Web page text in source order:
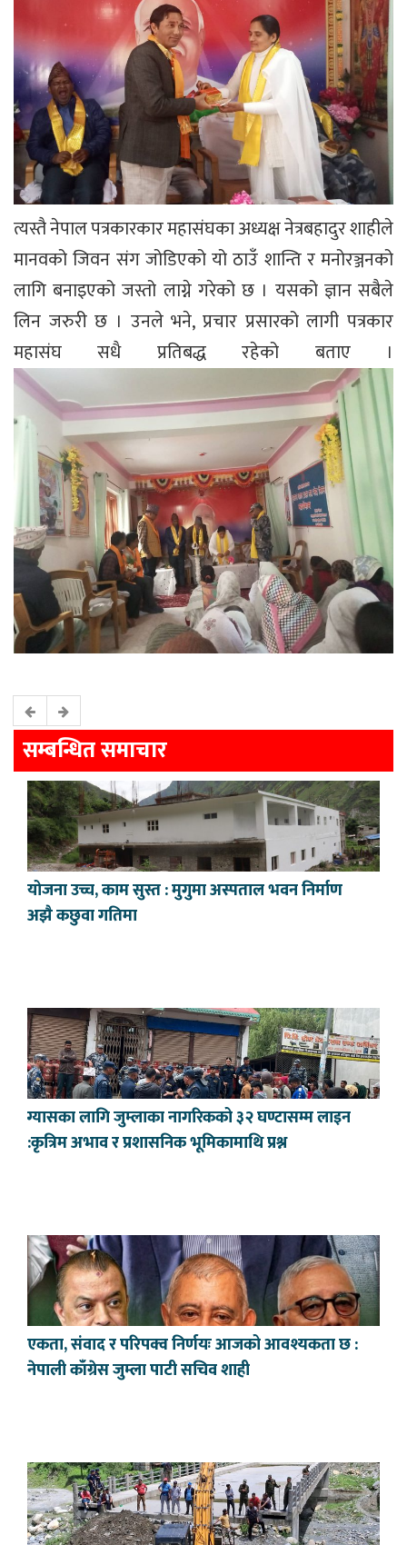
त्यस्तै नेपाल पत्रकारकार महासंघका अध्यक्ष नेत्रबहादुर शाहीले
मानवको जिवन संग जोडिएको यो ठाउँ शान्ति र मनोरञ्जनको
लागि बनाइएको जस्तो लाग्ने गरेको छ । यसको ज्ञान सबैले
लिन जरुरी छ । उनले भने, प्रचार प्रसारको लागी पत्रकार
महासंघ सधै प्रतिबद्ध रहेको बताए ।
सम्बन्धित समाचार
योजना उच्च, काम सुस्त : मुगुमा अस्पताल भवन निर्माण
अझै कछुवा गतिमा
ग्यासका लागि जुम्लाका नागरिकको ३२ घण्टासम्म लाइन
:कृत्रिम अभाव र प्रशासनिक भूमिकामाथि प्रश्न
एकता, संवाद र परिपक्व निर्णयः आजको आवश्यकता छ :
नेपाली काँग्रेस जुम्ला पाटी सचिव शाही